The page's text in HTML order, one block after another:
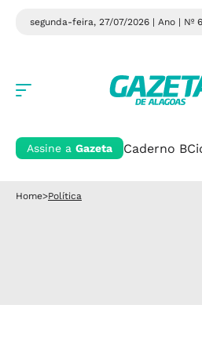
segunda-feira, 27/07/2026 | Ano | Nº
Assine a Gazeta Caderno B
Home>Política